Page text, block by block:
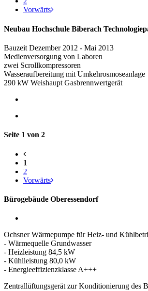
Vorwärts
Neubau Hochschule Biberach
Bauzeit Dezember 2012 - Mai 2013
Medienversorgung von Laboren
zwei Scrollkompressoren
Wasseraufbereitung mit Umkehrosmoseanlage
290 kW Weishaupt Gasbrennwertgerät
Seite 1 von 2
1
2
Vorwärts
Bürogebäude Oberessendorf
Ochsner Wärmepumpe für Heiz- und
- Wärmequelle Grundwasser
- Heizleistung 84,5 kW
- Kühlleistung 80,0 kW
- Energieeffizienzklasse A+++
Zentrallüftungsgerät zur Konditionierung des